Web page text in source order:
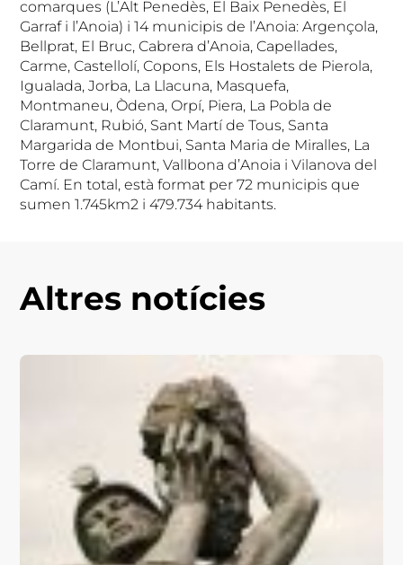
comarques (L’Alt Penedès, El Baix Penedès, El
Garraf i l’Anoia) i 14 municipis de l’Anoia: Argençola,
Bellprat, El Bruc, Cabrera d’Anoia, Capellades,
Carme, Castellolí, Copons, Els Hostalets de Pierola,
Igualada, Jorba, La Llacuna, Masquefa,
Montmaneu, Òdena, Orpí, Piera, La Pobla de
Claramunt, Rubió, Sant Martí de Tous, Santa
Margarida de Montbui, Santa Maria de Miralles, La
Torre de Claramunt, Vallbona d’Anoia i Vilanova del
Camí. En total, està format per 72 municipis que
sumen 1.745km2 i 479.734 habitants.
Altres notícies